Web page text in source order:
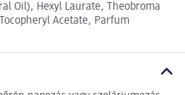
Oil), Hexyl Laurate, Theobroma
Acetate, Parfum